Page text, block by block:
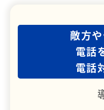
敵方
電話
電話